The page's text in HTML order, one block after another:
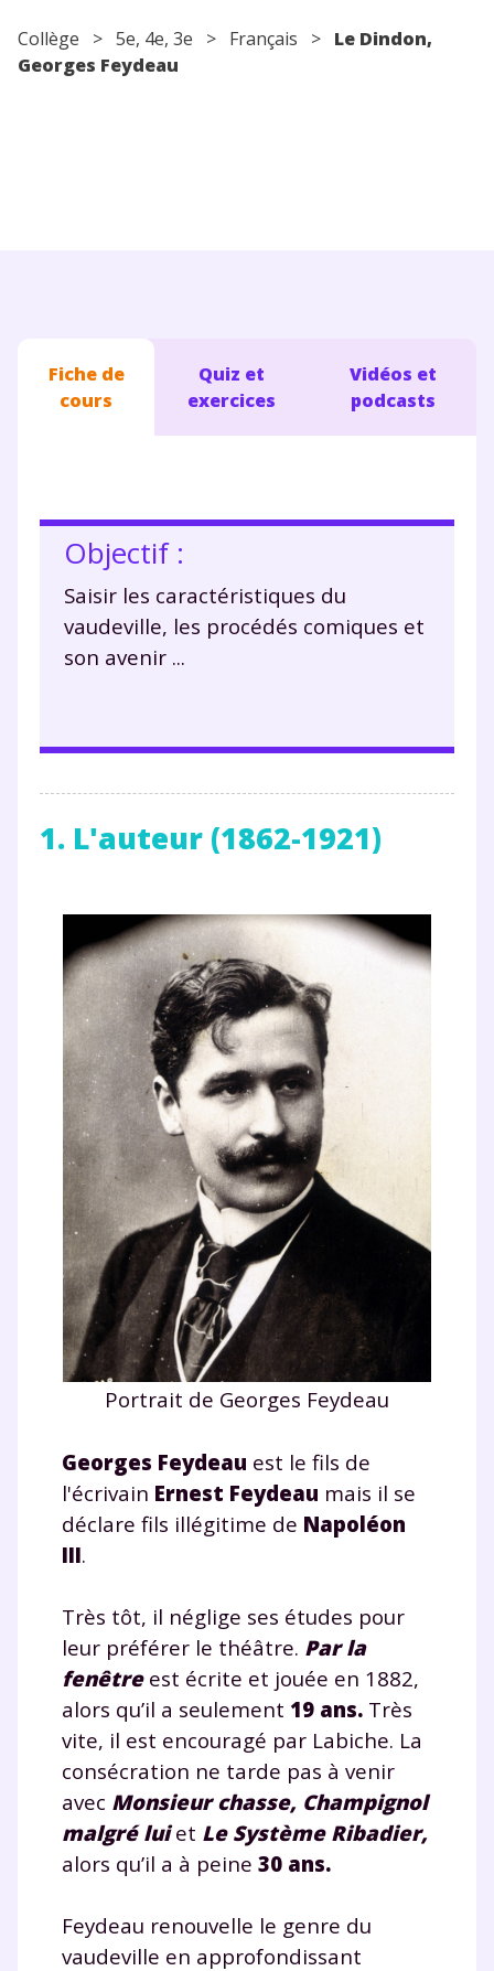
Collège > 5e, 4e, 3e > Français > Le Dindon,
Georges Feydeau
Fiche de
cours
Quiz et
exercices
Vidéos et
podcasts
Objectif :
Saisir les caractéristiques du
vaudeville, les procédés comiques et
son avenir ...
1. L'auteur (1862-1921)
Portrait de Georges Feydeau
Georges Feydeau est le fils de
l'écrivain Ernest Feydeau mais il se
déclare fils illégitime de Napoléon
III.
Très tôt, il néglige ses études pour
leur préférer le théâtre. Par la
fenêtreest écrite et jouée en 1882,
alors qu’il a seulement 19 ans. Très
vite, il est encouragé par Labiche. La
consécration ne tarde pas à venir
avec Monsieur chasse, Champignol
malgré luiet Le Système Ribadier,
alors qu’il a à peine 30 ans.
Feydeau renouvelle le genre du
vaudeville en approfondissant